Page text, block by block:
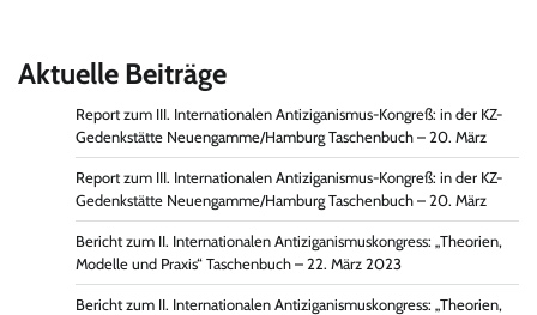
Aktuelle Beiträge
Report zum III. Internationalen Antiziganismus-Kongreß: in der KZ-
Gedenkstätte Neuengamme/Hamburg Taschenbuch – 20. März
Report zum III. Internationalen Antiziganismus-Kongreß: in der KZ-
Gedenkstätte Neuengamme/Hamburg Taschenbuch – 20. März
Bericht zum II. Internationalen Antiziganismuskongress: „Theorien,
Modelle und Praxis“ Taschenbuch – 22. März 2023
Bericht zum II. Internationalen Antiziganismuskongress: „Theorien,